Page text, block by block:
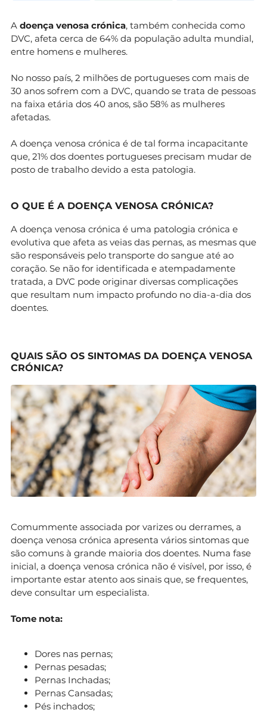
A doença venosa crónica, também conhecida como
DVC, afeta cerca de 64% da população adulta mundial,
entre homens e mulheres.
No nosso país, 2 milhões de portugueses com mais de
30 anos sofrem com a DVC, quando se trata de pessoas
na faixa etária dos 40 anos, são 58% as mulheres
afetadas.
A doença venosa crónica é de tal forma incapacitante
que, 21% dos doentes portugueses precisam mudar de
posto de trabalho devido a esta patologia.
O QUE É A DOENÇA VENOSA CRÓNICA?
A doença venosa crónica é uma patologia crónica e
evolutiva que afeta as veias das pernas, as mesmas que
são responsáveis pelo transporte do sangue até ao
coração. Se não for identificada e atempadamente
tratada, a DVC pode originar diversas complicações
que resultam num impacto profundo no dia-a-dia dos
doentes.
QUAIS SÃO OS SINTOMAS DA DOENÇA VENOSA
CRÓNICA?
Comummente associada por varizes ou derrames, a
doença venosa crónica apresenta vários sintomas que
são comuns à grande maioria dos doentes. Numa fase
inicial, a doença venosa crónica não é visível, por isso, é
importante estar atento aos sinais que, se frequentes,
deve consultar um especialista.
Tome nota:
Dores nas pernas;
Pernas pesadas;
Pernas Inchadas;
Pernas Cansadas;
Pés inchados;